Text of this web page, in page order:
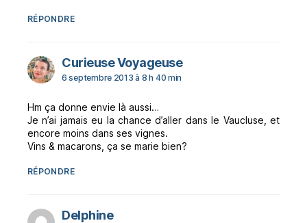
RÉPONDRE
Curieuse Voyageusedit :
6 septembre 2013 à 8 h 40 min
Hm ça donne envie là aussi…
Je n’ai jamais eu la chance d’aller dans le Vaucluse, et
encore moins dans ses vignes.
Vins & macarons, ça se marie bien?
RÉPONDRE
Delphinedit :